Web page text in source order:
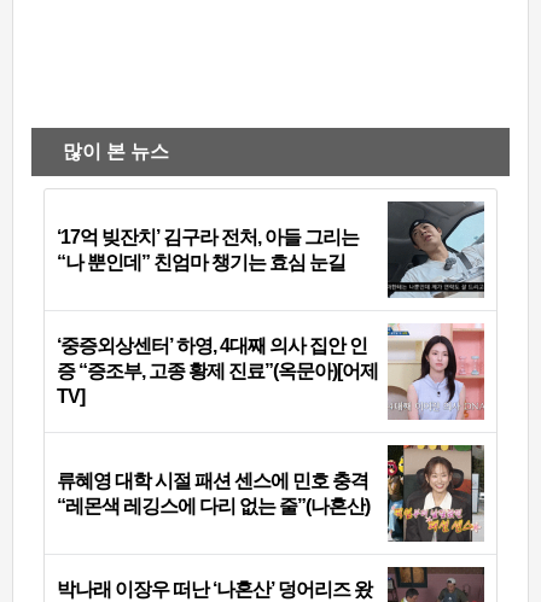
많이 본 뉴스
‘17억 빚잔치’ 김구라 전처, 아들 그리는
“나 뿐인데” 친엄마 챙기는 효심 눈길
‘중증외상센터’ 하영, 4대째 의사 집안 인
증 “증조부, 고종 황제 진료”(옥문아)[어제
TV]
류혜영 대학 시절 패션 센스에 민호 충격
“레몬색 레깅스에 다리 없는 줄”(나혼산)
박나래 이장우 떠난 ‘나혼산’ 덩어리즈 왔